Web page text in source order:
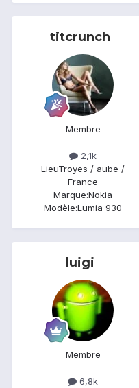
titcrunch
Membre
2,1k
LieuTroyes / aube /
France
Marque:Nokia
Modèle:Lumia 930
luigi
Membre
6,8k